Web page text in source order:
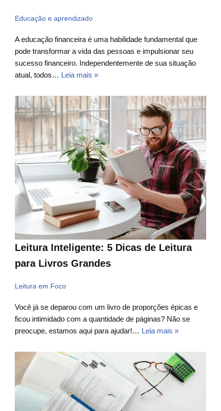
Educação e aprendizado
A educação financeira é uma habilidade fundamental que
pode transformar a vida das pessoas e impulsionar seu
sucesso financeiro. Independentemente de sua situação
atual, todos… Leia mais »
Leitura Inteligente: 5 Dicas de Leitura
para Livros Grandes
Leitura em Foco
Você já se deparou com um livro de proporções épicas e
ficou intimidado com a quantidade de páginas? Não se
preocupe, estamos aqui para ajudar!… Leia mais »